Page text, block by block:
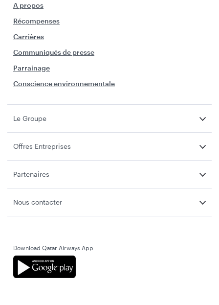
A propos
Récompenses
Carrières
Communiqués de presse
Parrainage
Conscience environnementale
Le Groupe
Offres Entreprises
Partenaires
Nous contacter
Download Qatar Airways App